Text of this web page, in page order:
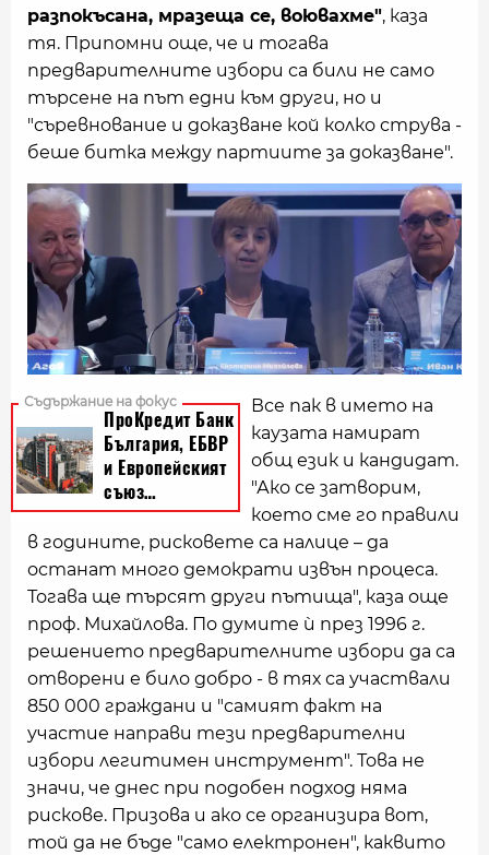
разпокъсана, мразеща се, воювахме", каза
тя. Припомни още, че и тогава
предварителните избори са били не само
търсене на път едни към други, но и
"съревнование и доказване кой колко струва -
беше битка между партиите за доказване".
Все пак в името на
каузата намират
общ език и кандидат.
"Ако се затворим,
което сме го правили
в годините, рисковете са налице – да
останат много демократи извън процеса.
Тогава ще търсят други пътища", каза още
проф. Михайлова. По думите ѝ през 1996 г.
решението предварителните избори да са
отворени е било добро - в тях са участвали
850 000 граждани и "самият факт на
участие направи тези предварителни
избори легитимен инструмент". Това не
значи, че днес при подобен подход няма
рискове. Призова и ако се организира вот,
той да не бъде "само електронен", каквито